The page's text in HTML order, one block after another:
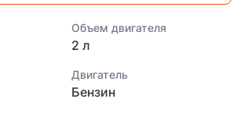
Объем двигателя
2 л
Двигатель
Бензин